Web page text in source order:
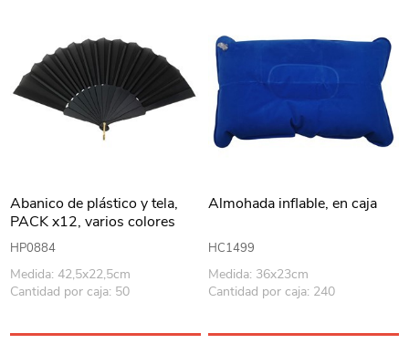
Abanico de plástico y tela,
PACK x12, varios colores
HP0884
Medida: 42,5x22,5cm
Cantidad por caja: 50
Almohada inflable, en caja
HC1499
Medida: 36x23cm
Cantidad por caja: 240